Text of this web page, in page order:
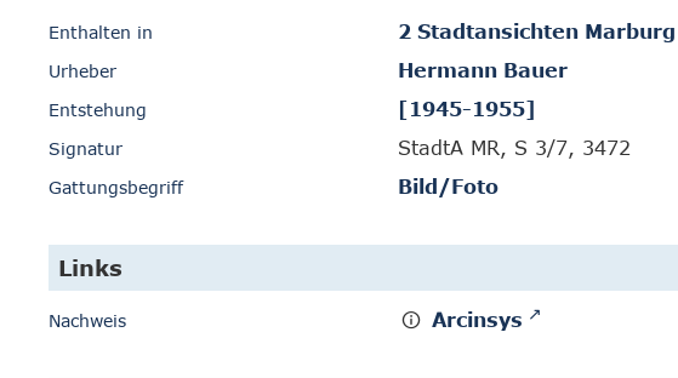
Enthalten in 2 Stadtansichten Marburg
Urheber Hermann Bauer
Entstehung [1945-1955]
Signatur StadtA MR, S 3/7, 3472
Gattungsbegriff Bild/Foto
Links
Nachweis Arcinsys